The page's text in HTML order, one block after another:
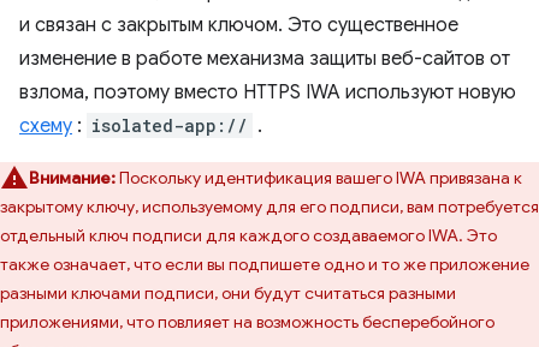
и связан с закрытым ключом. Это существенное
изменение в работе механизма защиты веб-сайтов от
взлома, поэтому вместо HTTPS IWA используют новую
схему : isolated-app:// .
Внимание:Поскольку идентификация вашего IWA привязана к
закрытому ключу, используемому для его подписи, вам потребуется
отдельный ключ подписи для каждого создаваемого IWA. Это
также означает, что если вы подпишете одно и то же приложение
разными ключами подписи, они будут считаться разными
приложениями, что повлияет на возможность бесперебойного